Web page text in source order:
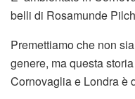
belli di Rosamunde
Premettiamo che non
genere, ma questa
Cornovaglia e Londra è